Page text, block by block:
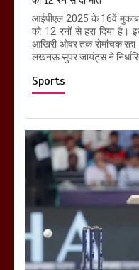
आईपीएल 2025 के 16वें
को 12 रनों से हरा दिया है।
आखिरी ओवर तक रोमांचक
लखनऊ सुपर जायंट्स ने
Sports